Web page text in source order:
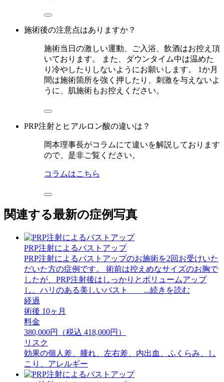
施術後の注意点はありますか？
施術当日の激しい運動、ご入浴、飲酒はお控え頂
いております。 また、ダウンタイム中は温めた
り冷やしたりしないようにお願いします。 1か月
間は施術箇所を強く押したり、刺激を与えないよ
うに、肌施術もお控えください。
PRP注射とヒアルロン酸の違いは？
岡本理事長がコラムにて違いを解説しております
ので、是非ご覧ください。
コラムはこちら
関連する最新の症例写真
PRP注射によるバストアップ
PRP注射によるバストアップのお施術を2回お受けいた
だいた方の症例です。 術前は控えめなサイズのお胸で
したが、PRP注射後はしっかりとボリュームアップ
し、ハリのある美しいバスト ...続きを読む
経過
術後 10ヶ月
料金
380,000円（税込 418,000円）
リスク
効果の個人差、腫れ、左右差、内出血、ふくらみ、し
こり、アレルギー